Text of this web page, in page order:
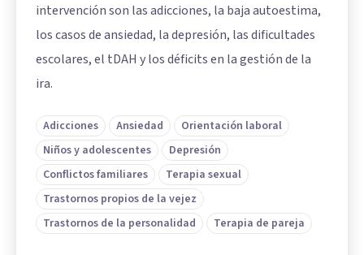
intervención son las adicciones, la baja autoestima,
los casos de ansiedad, la depresión, las dificultades
escolares, el tDAH y los déficits en la gestión de la
ira.
Adicciones Ansiedad
Orientación laboral
Niños y adolescentes
Depresión
Conflictos familiares
Terapia sexual
Trastornos propios de la vejez
Trastornos de la personalidad
Terapia de pareja